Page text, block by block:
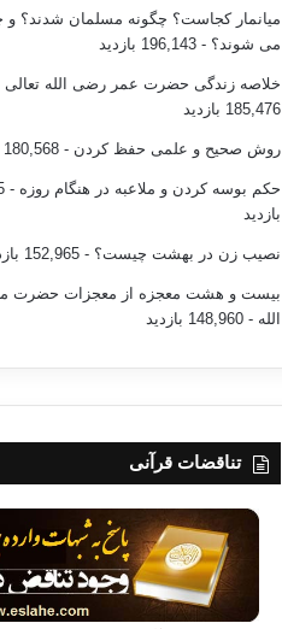
میانمار کجاست؟ چگونه مسلمان شدند؟ و
می شوند؟ - 196,143 بازدید
خلاصه زندگی حضرت عمر رضی الله تعالی
185,476 بازدید
روش صحیح و علمی حفظ کردن - 180,568 بازدید
حکم بوسه کردن و ملاعبه در هنگام روزه
بازدید
نصیب زن در بهشت چیست؟ - 152,965 بازدید
بیست و هشت معجزه از معجزات حضرت
الله - 148,960 بازدید
تناقضات قرآنی